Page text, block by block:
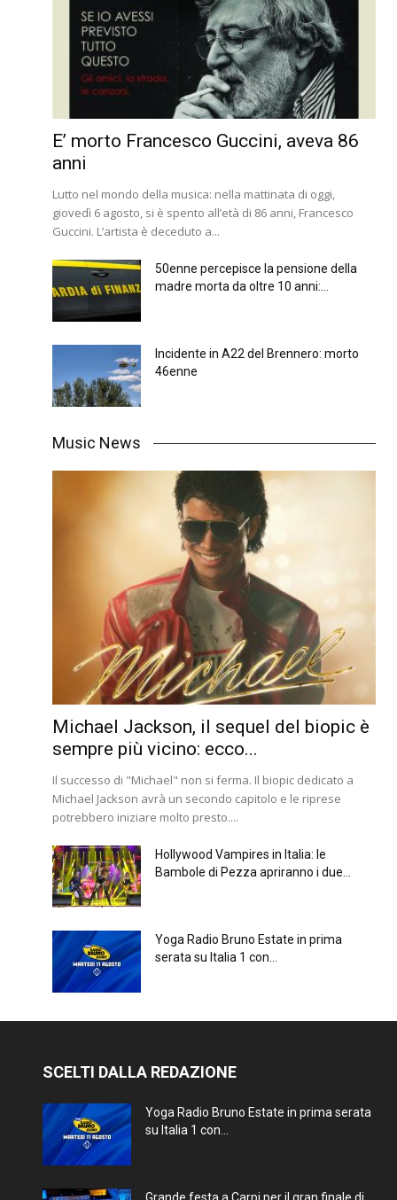
E’ morto Francesco Guccini, aveva 86
anni
Lutto nel mondo della musica: nella mattinata di oggi,
giovedì 6 agosto, si è spento all’età di 86 anni, Francesco
Guccini. L’artista è deceduto a...
50enne percepisce la pensione della
madre morta da oltre 10 anni:...
Incidente in A22 del Brennero: morto
46enne
Music News
Michael Jackson, il sequel del biopic è
sempre più vicino: ecco...
Il successo di "Michael" non si ferma. Il biopic dedicato a
Michael Jackson avrà un secondo capitolo e le riprese
potrebbero iniziare molto presto....
Hollywood Vampires in Italia: le
Bambole di Pezza apriranno i due...
Yoga Radio Bruno Estate in prima
serata su Italia 1 con...
SCELTI DALLA REDAZIONE
Yoga Radio Bruno Estate in prima serata
su Italia 1 con...